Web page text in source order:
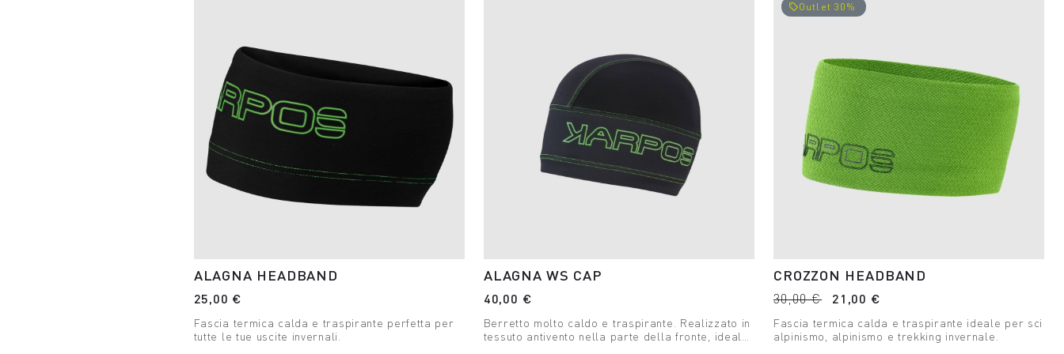
ALAGNA HEADBAND
25,00 €
Fascia termica calda e traspirante perfetta per
tutte le tue uscite invernali.
ALAGNA WS CAP
40,00 €
Berretto molto caldo e traspirante. Realizzato in
tessuto antivento nella parte della fronte, ideale
local_offerOutlet 30%
CROZZON HEADBAND
30,00 € 21,00 €
Fascia termica calda e traspirante ideale per sci
alpinismo, alpinismo e trekking invernale.